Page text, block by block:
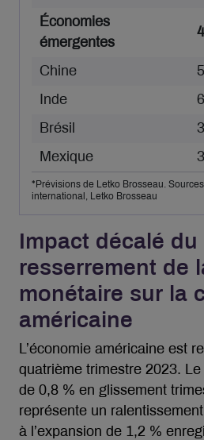
Économies
émergentes
Chine
Inde
Brésil
Mexique
*Prévisions de Letko Brosseau.
international, Letko Brosseau
Impact décalé du
resserrement de
monétaire sur la
américaine
L’économie américaine est
quatrième trimestre 2023.
de 0,8 % en glissement
représente un
à l’expansion de 1,2 %